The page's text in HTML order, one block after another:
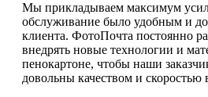
Мы прикладываем максимум
обслуживание было удобным и
клиента. ФотоПочта постоянно
внедрять новые технологии и
пенокартоне, чтобы наши
довольны качеством и скоростью